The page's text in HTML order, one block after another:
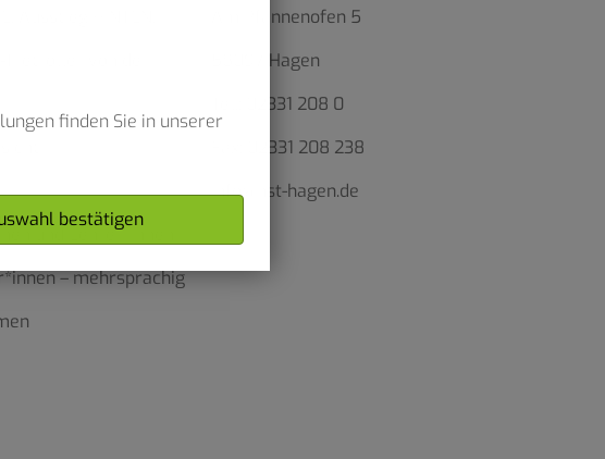
und Lehrer*innen
– mehrsprachig
Am Pfannenofen 5
58097 Hagen
02331 208 0
02331 208 238
info@hst-hagen.de
finden Sie in unserer
bestätigen